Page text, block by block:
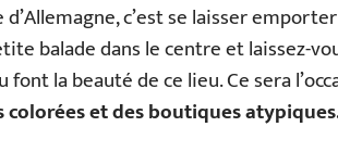
c’est se laisser
balade dans le centre et laissez-
font la beauté de ce lieu. Ce sera
et des boutiques